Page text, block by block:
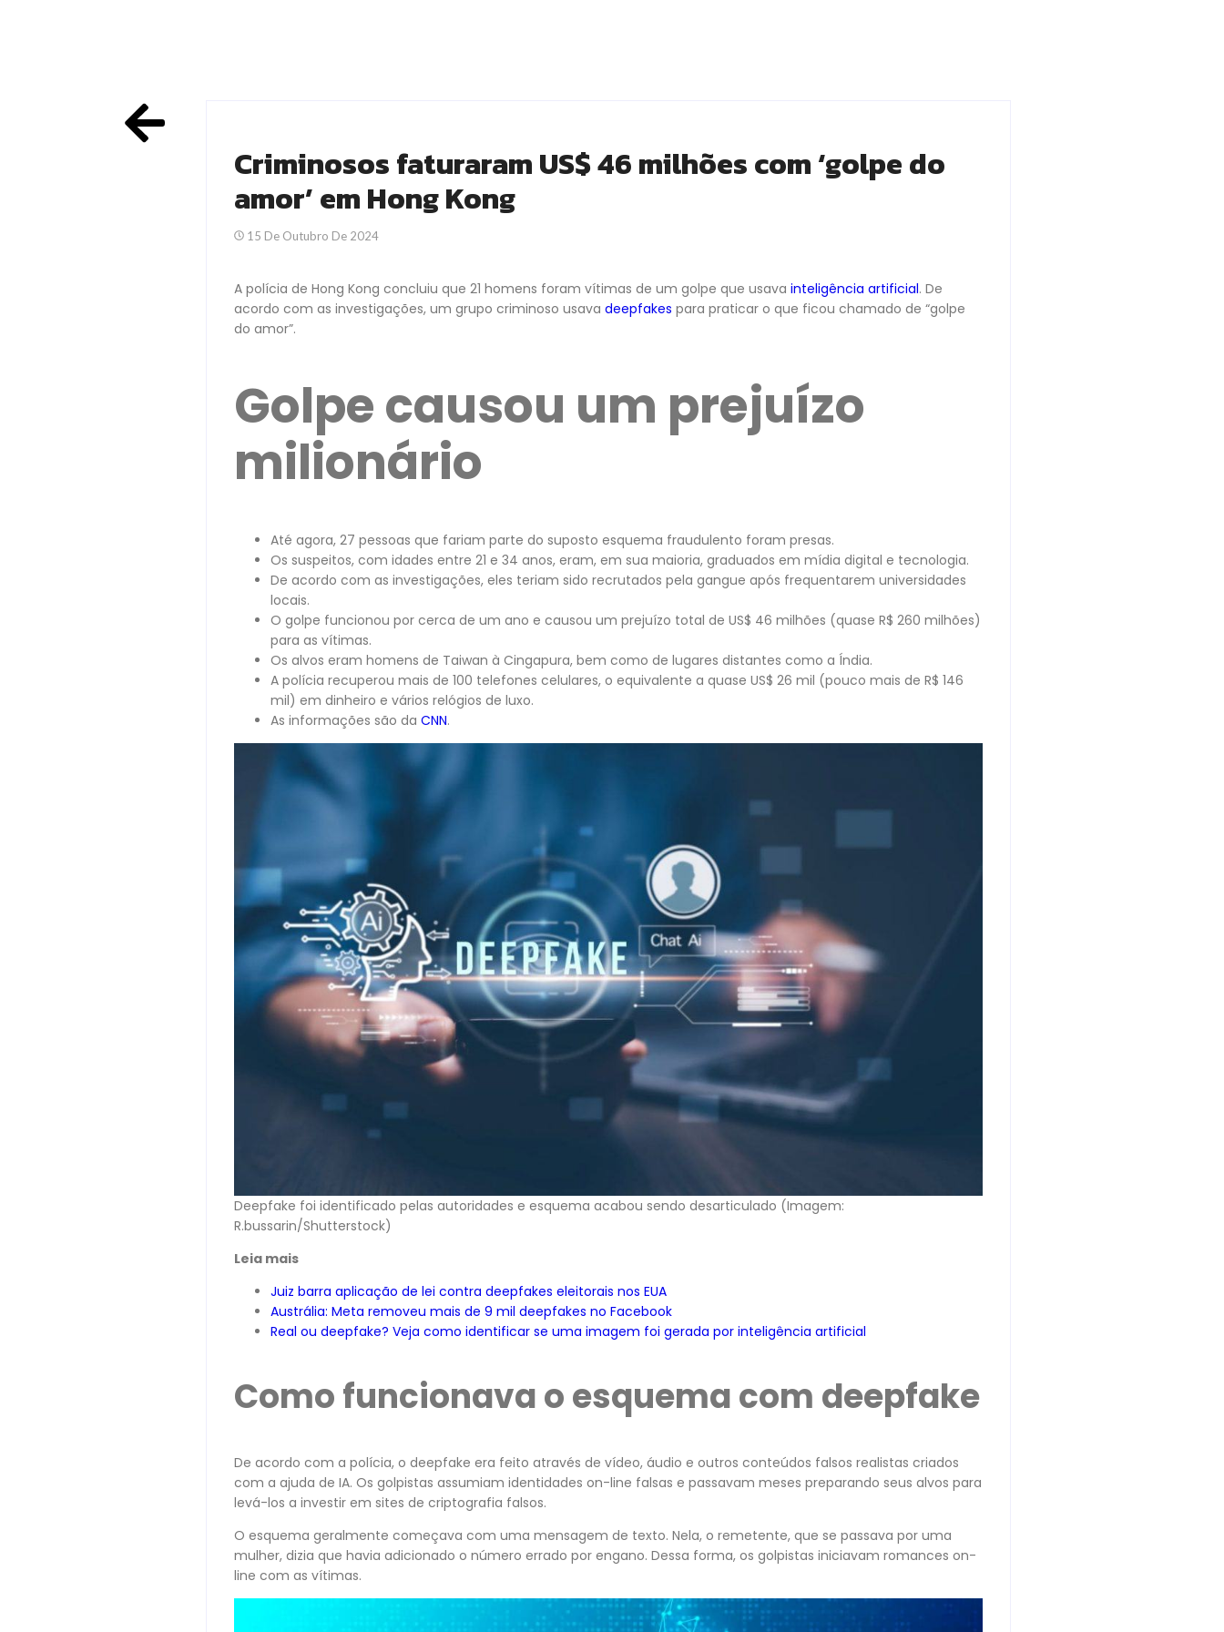
Criminosos faturaram US$ 46 milhões com ‘golpe do
amor’ em Hong Kong
15 De Outubro De 2024
A polícia de Hong Kong concluiu que 21 homens foram vítimas de um golpe que usava inteligência artificial. De
acordo com as investigações, um grupo criminoso usava deepfakes para praticar o que ficou chamado de “golpe
do amor”.
Golpe causou um prejuízo
milionário
Até agora, 27 pessoas que fariam parte do suposto esquema fraudulento foram presas.
Os suspeitos, com idades entre 21 e 34 anos, eram, em sua maioria, graduados em mídia digital e tecnologia.
De acordo com as investigações, eles teriam sido recrutados pela gangue após frequentarem universidades
locais.
O golpe funcionou por cerca de um ano e causou um prejuízo total de US$ 46 milhões (quase R$ 260 milhões)
para as vítimas.
Os alvos eram homens de Taiwan à Cingapura, bem como de lugares distantes como a Índia.
A polícia recuperou mais de 100 telefones celulares, o equivalente a quase US$ 26 mil (pouco mais de R$ 146
mil) em dinheiro e vários relógios de luxo.
As informações são da CNN.
Deepfake foi identificado pelas autoridades e esquema acabou sendo desarticulado (Imagem:
R.bussarin/Shutterstock)
Leia mais
Juiz barra aplicação de lei contra deepfakes eleitorais nos EUA
Austrália: Meta removeu mais de 9 mil deepfakes no Facebook
Real ou deepfake? Veja como identificar se uma imagem foi gerada por inteligência artificial
Como funcionava o esquema com deepfake
De acordo com a polícia, o deepfake era feito através de vídeo, áudio e outros conteúdos falsos realistas criados
com a ajuda de IA. Os golpistas assumiam identidades on-line falsas e passavam meses preparando seus alvos para
levá-los a investir em sites de criptografia falsos.
O esquema geralmente começava com uma mensagem de texto. Nela, o remetente, que se passava por uma
mulher, dizia que havia adicionado o número errado por engano. Dessa forma, os golpistas iniciavam romances on-
line com as vítimas.